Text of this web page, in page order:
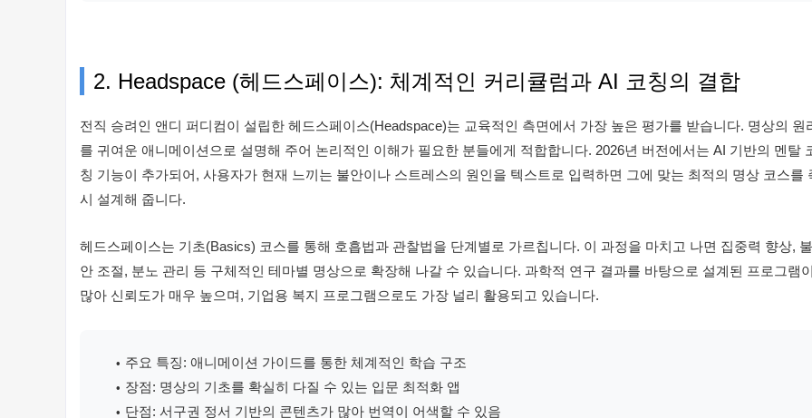
2. Headspace (헤드스페이스): 체계적인 커리큘럼과 AI 코칭의 결합
전직 승려인 앤디 퍼디컴이 설립한 헤드스페이스(Headspace)는 교육적인 측면에서 가장 높은 평가를 받습니다. 명상의 원
를 귀여운 애니메이션으로 설명해 주어 논리적인 이해가 필요한 분들에게 적합합니다. 2026년 버전에서는 AI 기반의 멘탈
칭 기능이 추가되어, 사용자가 현재 느끼는 불안이나 스트레스의 원인을 텍스트로 입력하면 그에 맞는 최적의 명상 코스를
시 설계해 줍니다.
헤드스페이스는 기초(Basics) 코스를 통해 호흡법과 관찰법을 단계별로 가르칩니다. 이 과정을 마치고 나면 집중력 향상, 불
안 조절, 분노 관리 등 구체적인 테마별 명상으로 확장해 나갈 수 있습니다. 과학적 연구 결과를 바탕으로 설계된 프로그램이
많아 신뢰도가 매우 높으며, 기업용 복지 프로그램으로도 가장 널리 활용되고 있습니다.
주요 특징: 애니메이션 가이드를 통한 체계적인 학습 구조
장점: 명상의 기초를 확실히 다질 수 있는 입문 최적화 앱
단점: 서구권 정서 기반의 콘텐츠가 많아 번역이 어색할 수 있음